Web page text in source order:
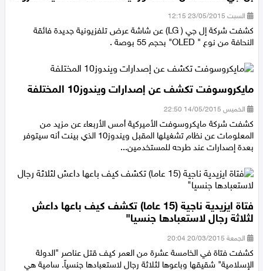
جمال وازياء
تكنولوجيا
فن
إل جي تكشف عن شاشة ورقية السماكة مطاطية المرونة
السبت 23/05/2015 12:15
كشفت شركة إل جي ( LG) عن شاشة عرض تلفزيونية جديدة فائقة
مايكروسوفت تكشف عن إصدارات ويندوز10 المختلفة
الخميس 14/05/2015 22:50
كشفت شركة مايكروسوفت الأميركية أمس الأربعاء عن مزيد من
فتاة ايزيدية ناجية (15 عاما) تكشف كيف باعها داعش
لثلاثة رجال لاستعبادها جنسيا"
الجمعة 20/03/2015 20:04
كشفت فتاة في الخامسة عشرة من العمر كيف قتل عناصر "الدولة